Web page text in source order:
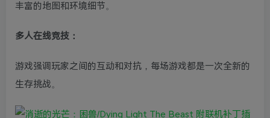
丰富的地图和环境细节。
多人在线竞技：
游戏强调玩家之间的互动和对抗，每场游戏都是一次全新的
生存挑战。